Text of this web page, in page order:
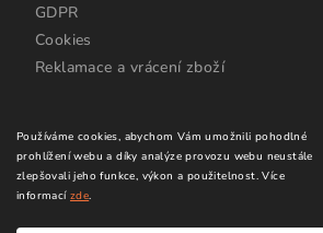
Používáme cookies, abychom Vám umožnili pohodlné
prohlížení webu a díky analýze provozu webu neustále
zlepšovali jeho funkce, výkon a použitelnost.Více
informacízde.
GDPR
Cookies
Reklamace a vrácení zboží